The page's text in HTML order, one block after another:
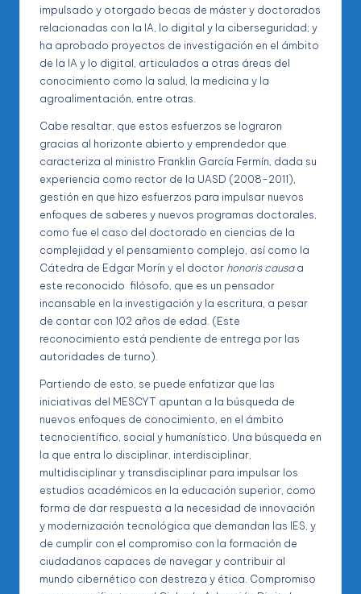
impulsado y otorgado becas de máster y doctorados
relacionadas con la IA, lo digital y la ciberseguridad; y
ha aprobado proyectos de investigación en el ámbito
de la IA y lo digital, articulados a otras áreas del
conocimiento como la salud, la medicina y la
agroalimentación, entre otras.
Cabe resaltar, que estos esfuerzos se lograron
gracias al horizonte abierto y emprendedor que
caracteriza al ministro Franklin García Fermín, dada su
experiencia como rector de la UASD (2008-2011),
gestión en que hizo esfuerzos para impulsar nuevos
enfoques de saberes y nuevos programas doctorales,
como fue el caso del doctorado en ciencias de la
complejidad y el pensamiento complejo, así como la
Cátedra de Edgar Morín y el doctor honoris causaa
este reconocido filósofo, que es un pensador
incansable en la investigación y la escritura, a pesar
de contar con 102 años de edad. (Este
reconocimiento está pendiente de entrega por las
autoridades de turno).
Partiendo de esto, se puede enfatizar que las
iniciativas del MESCYT apuntan a la búsqueda de
nuevos enfoques de conocimiento, en el ámbito
tecnocientífico, social y humanístico. Una búsqueda en
la que entra lo disciplinar, interdisciplinar,
multidisciplinar y transdisciplinar para impulsar los
estudios académicos en la educación superior, como
forma de dar respuesta a la necesidad de innovación
y modernización tecnológica que demandan las IES, y
de cumplir con el compromiso con la formación de
ciudadanos capaces de navegar y contribuir al
mundo cibernético con destreza y ética. Compromiso